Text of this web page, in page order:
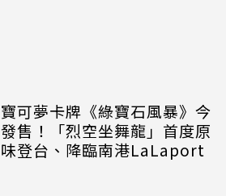
寶可夢卡牌《綠寶石風暴》今
發售！「烈空坐舞龍」首度原
味登台、降臨南港LaLaport